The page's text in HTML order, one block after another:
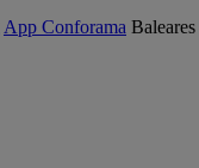
App Conforama Baleares